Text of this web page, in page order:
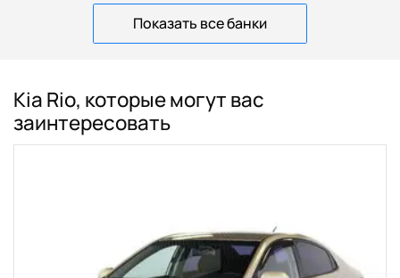
Показать все банки
Kia Rio, которые могут вас
заинтересовать